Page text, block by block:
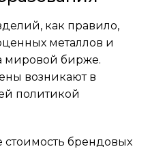
как правило,
металлов и
мировой бирже.
возникают в
политикой
брендовых